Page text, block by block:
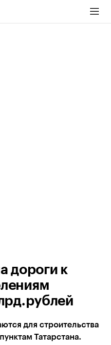
дороги к
для строительства
Татарстана.